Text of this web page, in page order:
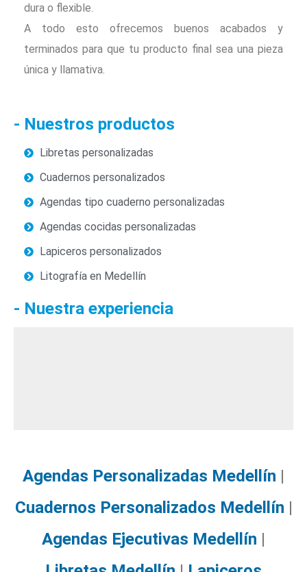
dura o flexible.
A todo esto ofrecemos buenos acabados y
terminados para que tu producto final sea una pieza
única y llamativa.
- Nuestros productos
Libretas personalizadas
Cuadernos personalizados
Agendas tipo cuaderno personalizadas
Agendas cocidas personalizadas
Lapiceros personalizados
Litografía en Medellín
- Nuestra experiencia
Agendas Personalizadas Medellín |
Cuadernos Personalizados Medellín |
Agendas Ejecutivas Medellín |